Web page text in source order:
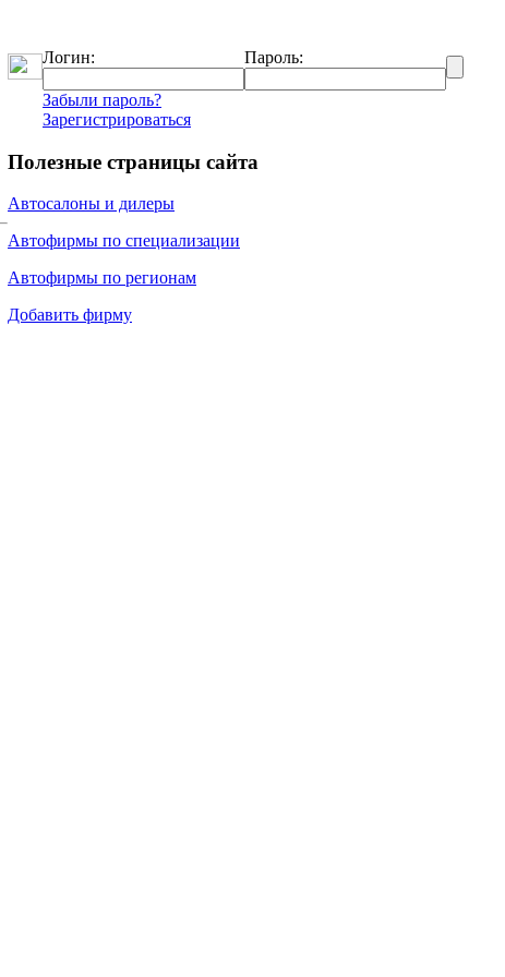
Логин: Пароль:
Забыли пароль?
Зарегистрироваться
Полезные страницы сайта
Автосалоны и дилеры
Автофирмы по специализации
Автофирмы по регионам
Добавить фирму